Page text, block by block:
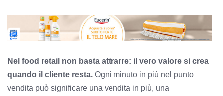
Nel food retail non basta attrarre: il vero valore si crea
quando il cliente resta. Ogni minuto in più nel punto
vendita può significare una vendita in più, una